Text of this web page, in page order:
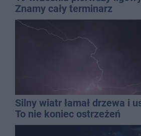
Znamy cały terminarz
Silny wiatr łamał drzewa i
To nie koniec ostrzeżeń